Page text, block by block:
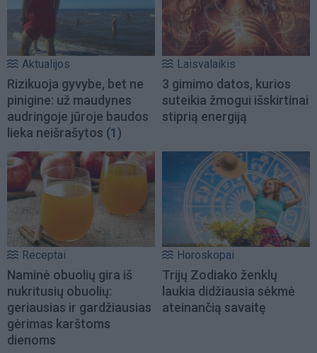
Aktualijos
Rizikuoja gyvybe, bet ne
pinigine: už maudynes
audringoje jūroje baudos
lieka neišrašytos (1)
Laisvalaikis
3 gimimo datos, kurios
suteikia žmogui išskirtinai
stiprią energiją
Receptai
Naminė obuolių gira iš
nukritusių obuolių:
geriausias ir gardžiausias
gėrimas karštoms
dienoms
Horoskopai
Trijų Zodiako ženklų
laukia didžiausia sėkmė
ateinančią savaitę